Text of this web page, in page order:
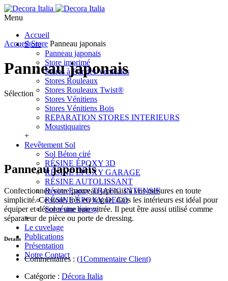
Menu
Accueil
Store
Panneau japonais
Store imprimé
Stores à Bandes Verticales
Stores Rouleaux
Stores Rouleaux Twist®
Stores Vénitiens
Stores Vénitiens Bois
REPARATION STORES INTERIEURS
Moustiquaires
+
Revêtement Sol
Sol Béton ciré
RÉSINE ÉPOXY 3D
RÉSINE ÉPOXY GARAGE
RÉSINE AUTOLISSANT
Résine Epoxy TRAFIC INTENSIF
RÉSINE ÉPOXY DECO
Sol résine époxy
+
Le cuvelage
Publications
Présentation
Notre Contact
Accueil Store Panneau japonais
Panneau japonais
Sélection
Panneau japonais
Confectionnez votre panneau japonais à vos mesures en toute
simplicité. Ce store, très en vogue, dans les intérieurs est idéal pour
équiper et décorer une baie vitrée. Il peut être aussi utilisé comme
séparateur de pièce ou porte de dressing.
Details
Commentaires : (1Commentaire Client)
Catégorie : Décora Italia